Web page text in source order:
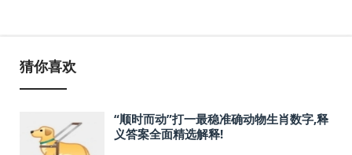
猜你喜欢
“顺时而动”打一最稳准确动物生肖数字,释
义答案全面精选解释!